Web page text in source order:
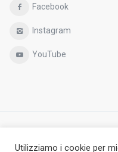
Facebook
Instagram
YouTube
Utilizziamo i cookie per